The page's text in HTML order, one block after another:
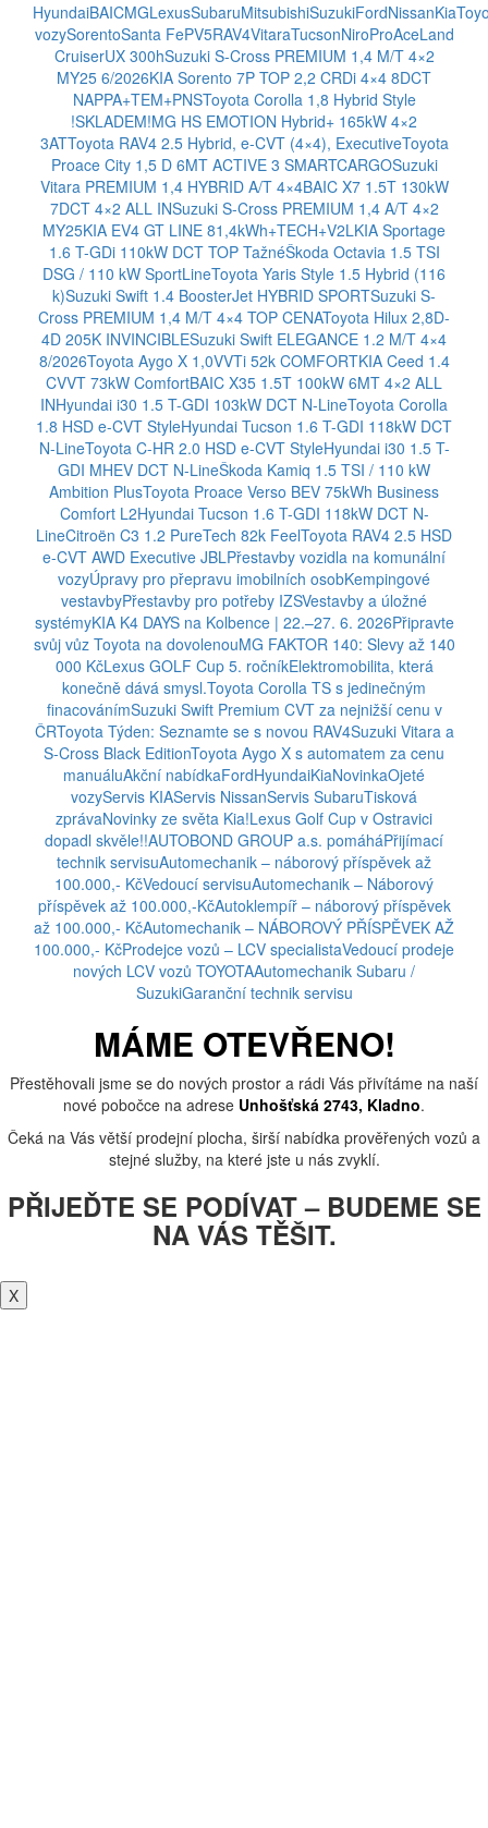
HyundaiBAICMGLexusSubaruMitsubishiSuzukiFordNissanKia
vozySorentoSanta FePV5RAV4VitaraTucsonNiroProAceLand
CruiserUX 300hSuzuki S-Cross PREMIUM 1,4 M/T 4×2
MY25 6/2026KIA Sorento 7P TOP 2,2 CRDi 4×4 8DCT
NAPPA+TEM+PNSToyota Corolla 1,8 Hybrid Style
!SKLADEM!MG HS EMOTION Hybrid+ 165kW 4×2
3ATToyota RAV4 2.5 Hybrid, e-CVT (4×4), ExecutiveToyota
Proace City 1,5 D 6MT ACTIVE 3 SMARTCARGOSuzuki
Vitara PREMIUM 1,4 HYBRID A/T 4×4BAIC X7 1.5T 130kW
7DCT 4×2 ALL INSuzuki S-Cross PREMIUM 1,4 A/T 4×2
MY25KIA EV4 GT LINE 81,4kWh+TECH+V2LKIA Sportage
1.6 T-GDi 110kW DCT TOP TažnéŠkoda Octavia 1.5 TSI
DSG / 110 kW SportLineToyota Yaris Style 1.5 Hybrid (116
k)Suzuki Swift 1.4 BoosterJet HYBRID SPORTSuzuki S-
Cross PREMIUM 1,4 M/T 4×4 TOP CENAToyota Hilux 2,8D-
4D 205K INVINCIBLESuzuki Swift ELEGANCE 1.2 M/T 4×4
8/2026Toyota Aygo X 1,0VVTi 52k COMFORTKIA Ceed 1.4
CVVT 73kW ComfortBAIC X35 1.5T 100kW 6MT 4×2 ALL
INHyundai i30 1.5 T-GDI 103kW DCT N-LineToyota Corolla
1.8 HSD e-CVT StyleHyundai Tucson 1.6 T-GDI 118kW DCT
N-LineToyota C-HR 2.0 HSD e-CVT StyleHyundai i30 1.5 T-
GDI MHEV DCT N-LineŠkoda Kamiq 1.5 TSI / 110 kW
Ambition PlusToyota Proace Verso BEV 75kWh Business
Comfort L2Hyundai Tucson 1.6 T-GDI 118kW DCT N-
LineCitroën C3 1.2 PureTech 82k FeelToyota RAV4 2.5 HSD
e-CVT AWD Executive JBLPřestavby vozidla na komunální
vozyÚpravy pro přepravu imobilních osobKempingové
vestavbyPřestavby pro potřeby IZSVestavby a úložné
systémyKIA K4 DAYS na Kolbence | 22.–27. 6. 2026Připravte
svůj vůz Toyota na dovolenouMG FAKTOR 140: Slevy až 140
000 KčLexus GOLF Cup 5. ročníkElektromobilita, která
konečně dává smysl.Toyota Corolla TS s jedinečným
finacovánímSuzuki Swift Premium CVT za nejnižší cenu v
ČRToyota Týden: Seznamte se s novou RAV4Suzuki Vitara a
S-Cross Black EditionToyota Aygo X s automatem za cenu
manuáluAkční nabídkaFordHyundaiKiaNovinkaOjeté
vozyServis KIAServis NissanServis SubaruTisková
zprávaNovinky ze světa Kia!Lexus Golf Cup v Ostravici
dopadl skvěle!!AUTOBOND GROUP a.s. pomáháPřijímací
technik servisuAutomechanik – náborový příspěvek až
100.000,- KčVedoucí servisuAutomechanik – Náborový
příspěvek až 100.000,-KčAutoklempíř – náborový příspěvek
až 100.000,- KčAutomechanik – NÁBOROVÝ PŘÍSPĚVEK AŽ
100.000,- KčProdejce vozů – LCV specialistaVedoucí prodeje
nových LCV vozů TOYOTAAutomechanik Subaru /
SuzukiGaranční technik servisu
MÁME OTEVŘENO!
Přestěhovali jsme se do nových prostor a rádi Vás přivítáme na naší
nové pobočce na adrese Unhošťská 2743, Kladno.
Čeká na Vás větší prodejní plocha, širší nabídka prověřených vozů a
stejné služby, na které jste u nás zvyklí.
PŘIJEĎTE SE PODÍVAT – BUDEME SE
NA VÁS TĚŠIT.
X